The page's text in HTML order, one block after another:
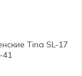
Tina SL-17
41